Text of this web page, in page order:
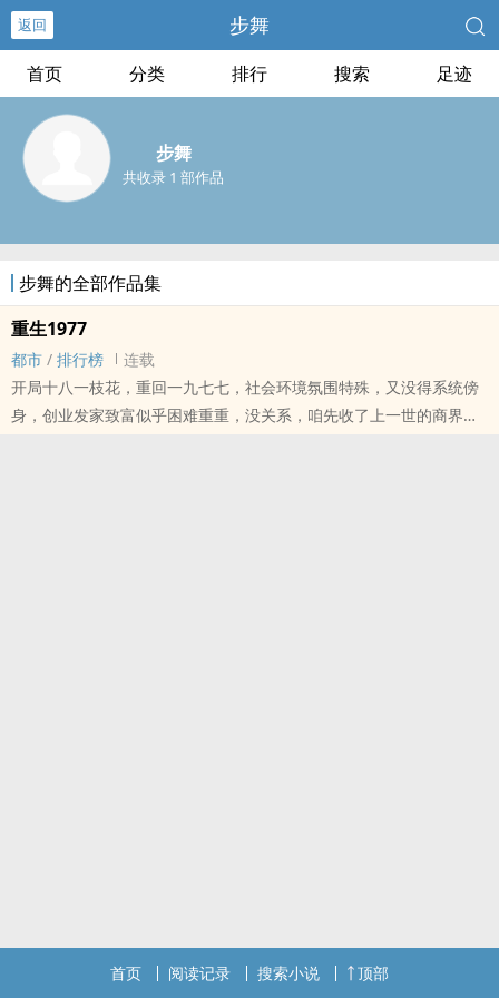
返回 步舞
首页 分类 排行 搜索 足迹
步舞
共收录 1 部作品
步舞的全部作品集
重生1977
都市 / 排行榜
连载
开局十八一枝花，重回一九七七，社会环境氛围特殊，又没得系统傍
身，创业发家致富似乎困难重重，没关系，咱先收了上一世的商界王
首页 阅读记录 搜索小说 顶部